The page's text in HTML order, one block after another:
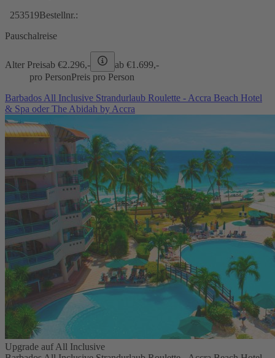
253519Bestellnr.:
Pauschalreise
Alter Preisab €2.296,- ab €1.699,-
pro PersonPreis pro Person
Barbados All Inclusive Strandurlaub Roulette - Accra Beach Hotel
& Spa oder The Abidah by Accra
Upgrade auf All Inclusive